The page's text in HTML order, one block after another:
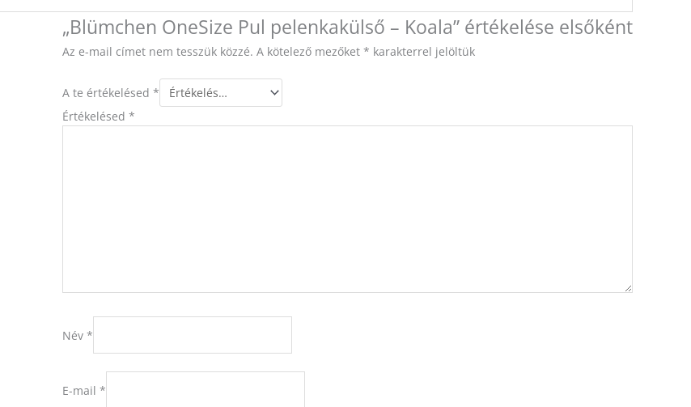
„Blümchen OneSize Pul pelenkakülső – Koala” értékelése elsőként
Az e-mail címet nem tesszük közzé. A kötelező mezőket * karakterrel jelöltük
A te értékelésed *
Értékelésed *
Név *
E-mail *